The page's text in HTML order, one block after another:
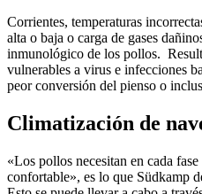
Corrientes, temperaturas
alta o baja o carga de gases
inmunológico de los pollos.
vulnerables a virus e infecciones
peor conversión del pienso o
Climatización de
«Los pollos necesitan en cada
confortable», es lo que Südkamp